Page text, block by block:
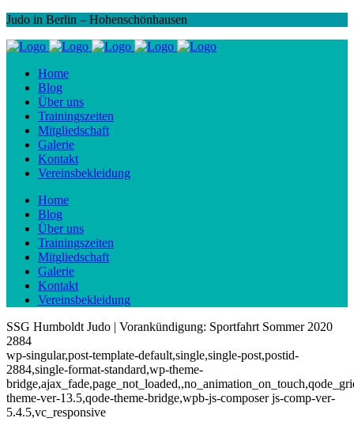
Judo in Berlin – Hohenschönhausen
Home
Blog
Über uns
Trainingszeiten
Mitgliedschaft
Galerie
Kontakt
Vereinsbekleidung
Home
Blog
Über uns
Trainingszeiten
Mitgliedschaft
Galerie
Kontakt
Vereinsbekleidung
SSG Humboldt Judo | Vorankündigung: Sportfahrt Sommer 2020
2884
wp-singular,post-template-default,single,single-post,postid-
2884,single-format-standard,wp-theme-
theme-ver-13.5,qode-theme-bridge,wpb-js-composer js-comp-ver-
5.4.5,vc_responsive